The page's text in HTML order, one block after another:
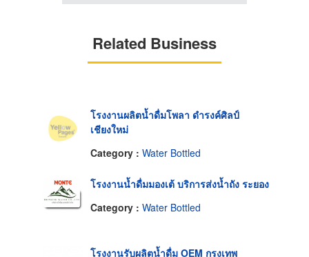
Related Business
โรงงานผลิตน้ำดื่มโพลา ดำรงค์ศิลป์
เชียงใหม่
Category : Water Bottled
โรงงานน้ำดื่มมองเต้ บริการส่งน้ำถัง ระยอง
Category : Water Bottled
โรงงานรับผลิตน้ำดื่ม OEM กรุงเทพ